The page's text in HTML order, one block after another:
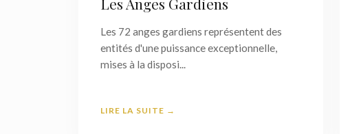
Les 72 anges gardiens représentent des
entités d'une puissance exceptionnelle,
mises à la disposi...
LIRE LA SUITE →